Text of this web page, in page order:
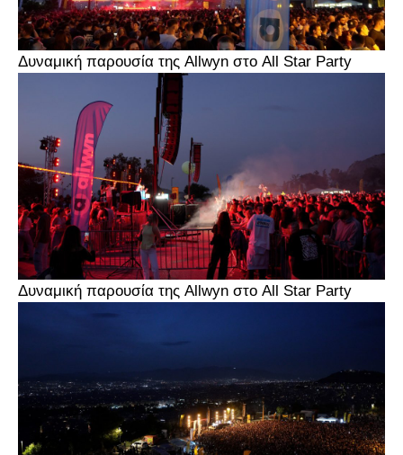
Δυναμική παρουσία της Allwyn στο All Star Party
Δυναμική παρουσία της Allwyn στο All Star Party